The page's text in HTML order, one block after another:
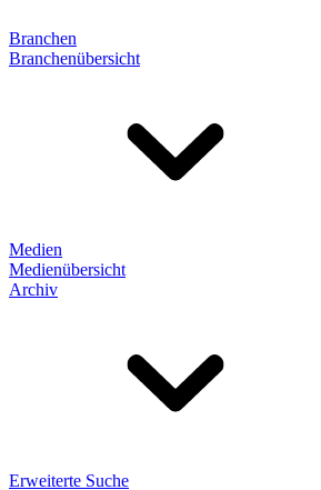
Branchen
Branchenübersicht
Medien
Medienübersicht
Archiv
Erweiterte Suche